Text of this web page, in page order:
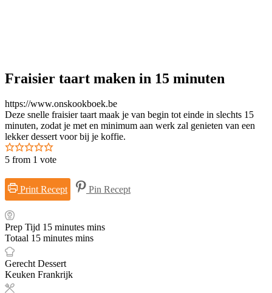
Fraisier taart maken in 15 minuten
https://www.onskookboek.be
Deze snelle fraisier taart maak je van begin tot einde in slechts 15
minuten, zodat je met en minimum aan werk zal genieten van een
lekker dessert voor bij je koffie.
5 from 1 vote
Print Recept Pin Recept
Prep Tijd 15 minutes mins
Totaal 15 minutes mins
GerechtDessert
Keuken Frankrijk